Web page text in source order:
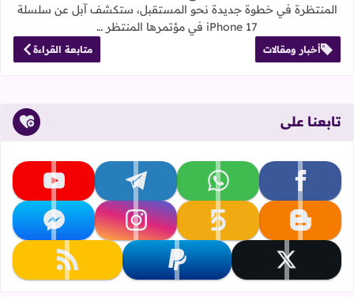
المنتظرة في خطوة جديدة نحو المستقبل، ستكشف آبل عن سلسلة
iPhone 17 في مؤتمرها المنتظر …
أخبار ومقالات متابعة القراءة
تابعنا على
تابعنا على facebook تابعنا على whatsapp تابعنا على telegram تابعنا على youtube
تابعنا على blogger تابعنا على khamsat تابعنا على instagram تابعنا على messenger
تابعنا على x تابعنا على paypal تابعنا على rss